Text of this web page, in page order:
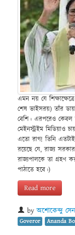
এমন নয় যে
শেষ ভাইসরয়) তাঁর
বেশি। এরপরেও কেবল
মেইনস্ট্রইম মিডিয়াও
এতো রাগ! তিনি
রয়েছে যে, রাজ্য
রাজ্যপালকে তা গ্রহণ
পাঠাতে হবে।)
Read more
byঅশোকেন্দু
Goveror
Ananda